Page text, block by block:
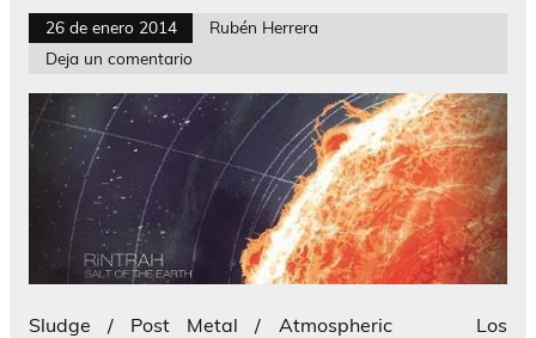
26 de enero 2014
Rubén Herrera
Deja un comentario
Sludge / Post Metal / Atmospheric Los